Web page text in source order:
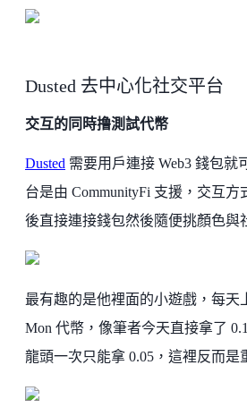
Dusted 去中心化社交平台
交互的同時撸測試代幣
Dusted 需要用戶連接 Web3 錢包就
台是由 CommunityFi 支援，交互方
後直接連接錢包然後隨便挑顏色與
最有趣的是他裡面的小遊戲，每天
Mon 代幣，像筆者今天直接拿了
龍頭一次只能拿 0.05，這裡反而是